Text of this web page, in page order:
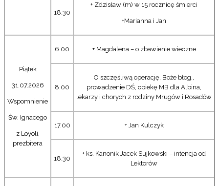
18.30
+ Zdzisław (m) w 15 rocznicę śmierci
+Marianna i Jan
Piątek
31.07.2026
Wspomnienie
Św. Ignacego
z Loyoli,
prezbitera
6.00 + Magdalena – o zbawienie wieczne
8.00
O szczęśliwą operację, Boże błog.,
prowadzenie DŚ, opiekę MB dla Albina,
lekarzy i chorych z rodziny Mrugów i Rosadów
17.00 + Jan Kulczyk
18.30
+ ks. Kanonik Jacek Sujkowski – intencja od
Lektorów